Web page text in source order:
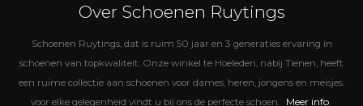
Over Schoenen Ruytings
Schoenen Ruytings, dat is ruim 50 jaar en 3 generaties ervaring in
schoenen van topkwaliteit. Onze winkel te Hoeleden, nabij Tienen, heeft
een ruime collectie aan schoenen voor dames, heren, jongens en meisjes:
voor elke gelegenheid vindt u bij ons de perfecte schoen.
Meer info